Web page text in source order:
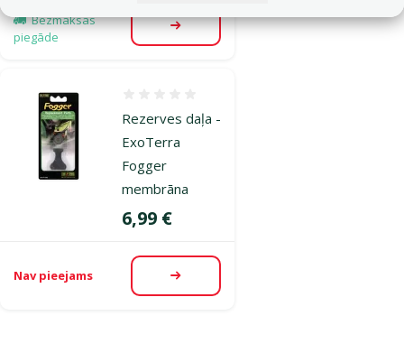
Bezmaksas
piegāde
Apskatīt
Rezerves daļa -
ExoTerra
Fogger
membrāna
Cena
6,99 €
Nav pieejams Apskatīt